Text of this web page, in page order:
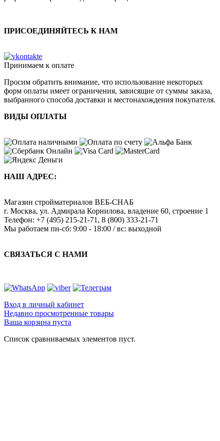
ПРИСОЕДИНЯЙТЕСЬ К НАМ
Принимаем к оплате
Просим обратить внимание, что использование некоторых
форм оплаты имеет ограничения, зависящие от суммы заказа,
выбранного способа доставки и местонахождения покупателя.
ВИДЫ ОПЛАТЫ
НАШ АДРЕС:
Магазин стройматериалов ВЕБ-СНАБ
г. Москва, ул. Адмирала Корнилова, владение 60, строение 1
Телефон: +7 (495) 215-21-71 , 8 (800) 333-21-71
Мы работаем пн-сб: 9:00 - 18:00 / вс: выходной
СВЯЗАТЬСЯ С НАМИ
Вход в личный кабинет
Недавно просмотренные товары
Ваша корзина пуста
Список сравниваемых элементов пуст.